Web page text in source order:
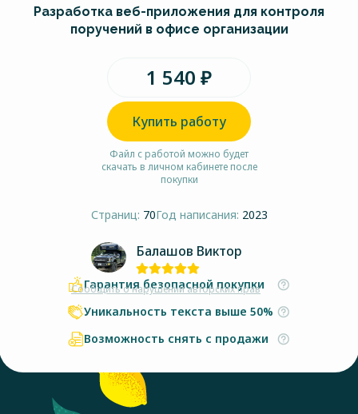
Разработка веб-приложения для контроля
поручений в офисе организации
1 540 ₽
Купить работу
Файл с работой можно будет
скачать в личном кабинете после
покупки
Страниц: 70Год написания: 2023
Балашов Виктор
Сообщить о нарушении авторских прав
Гарантия безопасной покупки
Уникальность текста выше 50%
Возможность снять с продажи